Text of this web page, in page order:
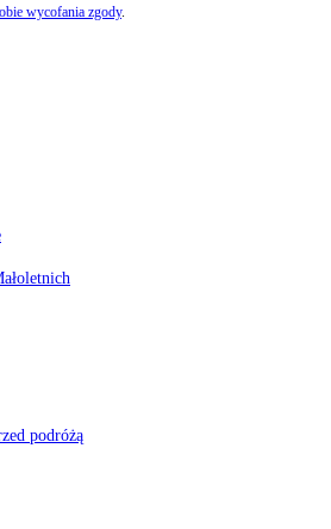
wycofania zgody.
podróżą